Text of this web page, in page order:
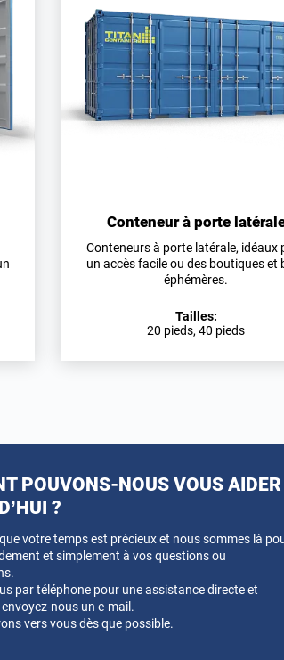
Conteneur à porte
Conteneurs à porte latérale, idéaux
un accès facile ou des boutiques et
éphémères.
Tailles:
20 pieds, 40 pieds
POUVONS-NOUS VOUS AIDER
?
votre temps est précieux et nous sommes là
et simplement à vos questions ou
par téléphone pour une assistance directe et
nous un e-mail.
vers vous dès que possible.